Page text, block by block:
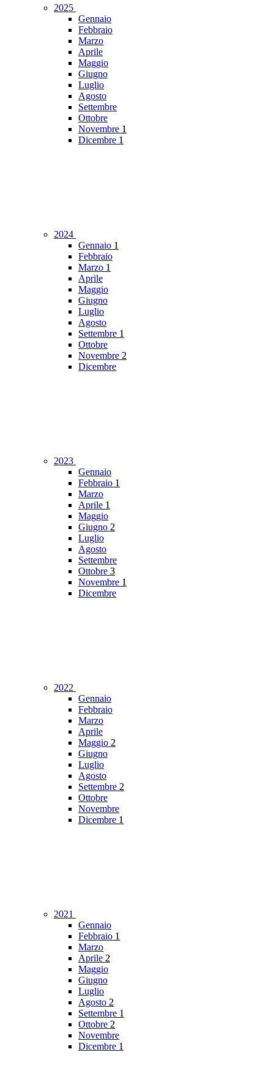
2025
Gennaio
Febbraio
Marzo
Aprile
Maggio
Giugno
Luglio
Agosto
Settembre
Ottobre
Novembre 1
Dicembre 1
2024
Gennaio 1
Febbraio
Marzo 1
Aprile
Maggio
Giugno
Luglio
Agosto
Settembre 1
Ottobre
Novembre 2
Dicembre
2023
Gennaio
Febbraio 1
Marzo
Aprile 1
Maggio
Giugno 2
Luglio
Agosto
Settembre
Ottobre 3
Novembre 1
Dicembre
2022
Gennaio
Febbraio
Marzo
Aprile
Maggio 2
Giugno
Luglio
Agosto
Settembre 2
Ottobre
Novembre
Dicembre 1
2021
Gennaio
Febbraio 1
Marzo
Aprile 2
Maggio
Giugno
Luglio
Agosto 2
Settembre 1
Ottobre 2
Novembre
Dicembre 1